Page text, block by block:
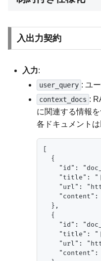
入出力契約
入力:
user_query : ユ
context_docs :
に関連する情報
各ドキュメントは
[
  {
"id":
"title": "
"url":
"content":
  },
  {
"id":
"title": "
"url":
"content":